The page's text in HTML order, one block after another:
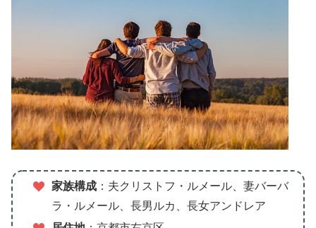
家族構成：夫クリストフ・ルメール、妻バーバ
ラ・ルメール、長男ルカ、長女アンドレア